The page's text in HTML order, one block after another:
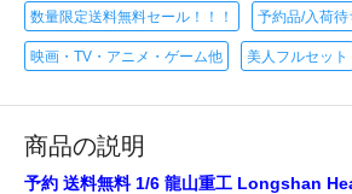
数量限定送料無料セール！！！ 予約品/入荷待
映画・TV・アニメ・ゲーム他 美人フルセット
商品の説明
予約 送料無料 1/6 龍山重工 Longshan